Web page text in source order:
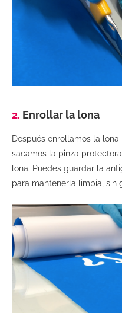
2. Enrollar la lona
Después enrollamos la
sacamos la pinza
lona. Puedes guardar la
para mantenerla limpia, sin